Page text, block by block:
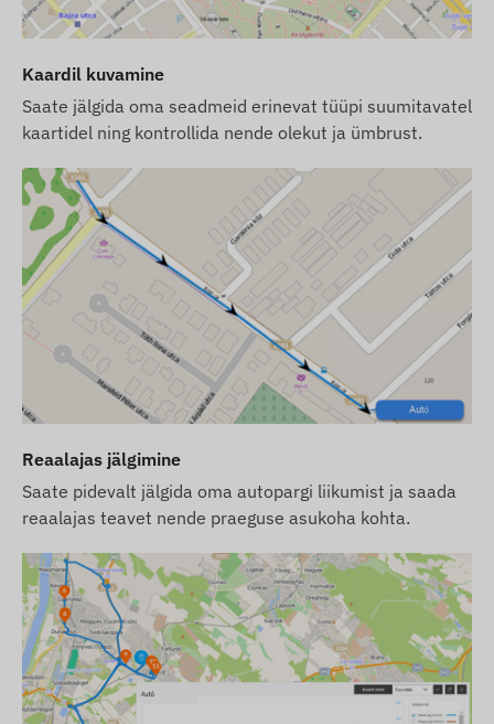
siiski teie ülesandeks.
ka SIM-kaardi meilt, antakse seade ja SIM-kaart
üle koostöös tarkvaraga töövalmis olekus ning
kaardi pideva töötamise eest hoolitseme meie –
Tarkvaratellimuse korral, kui soovite lisaks e-posti
teel saadavatele teadetele kasutada ka meie
tarkvara SMS-hoiatuseteenust, ostke SMS-
krediitkaart, mille leiate meie veebipoest
seadmega seotud toodete seast.
Püüame tagada veebilehel kuvatavate andmete ja
piltide pideva uuendamise ning täpsuse. Siiski
palume arvestada, et tootja jätab endale õiguse
ette teatamata. Seetõttu võib toodete tegelik
välimus piltidel kujutatust veidi erineda. Jätame
endale õiguse tootjapoolsetele muudatustele
võimalike erinevuste osas.
Kaardil kuvamine
Saate jälgida oma seadmeid erinevat tüüpi suumitavatel
kaartidel ning kontrollida nende olekut ja ümbrust.
Reaalajas jälgimine
Saate pidevalt jälgida oma autopargi liikumist ja saada
reaalajas teavet nende praeguse asukoha kohta.